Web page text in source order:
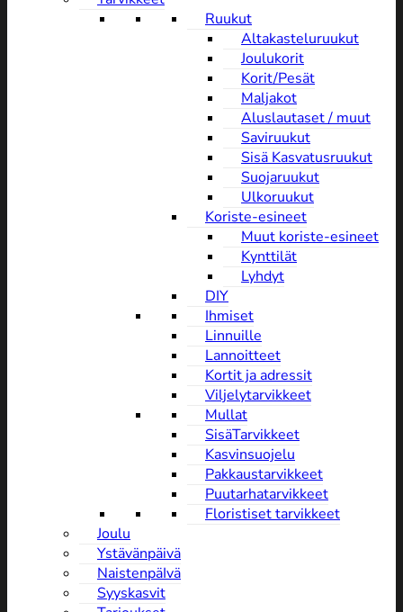
Ruukut
Altakasteluruukut
Joulukorit
Korit/Pesät
Maljakot
Aluslautaset / muut
Saviruukut
Sisä Kasvatusruukut
Suojaruukut
Ulkoruukut
Koriste-esineet
Muut koriste-esineet
Kynttilät
Lyhdyt
DIY
Ihmiset
Linnuille
Lannoitteet
Kortit ja adressit
Viljelytarvikkeet
Mullat
SisäTarvikkeet
Kasvinsuojelu
Pakkaustarvikkeet
Puutarhatarvikkeet
Floristiset tarvikkeet
Joulu
Ystävänpäivä
NaistenpäIvä
Syyskasvit